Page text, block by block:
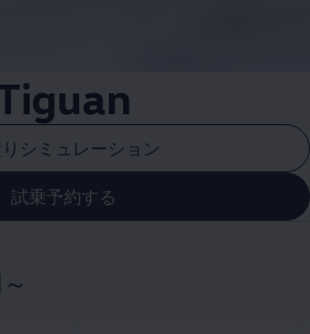
りシミュレーション
試乗予約する